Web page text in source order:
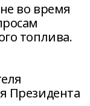
во время
топлива.
Президента